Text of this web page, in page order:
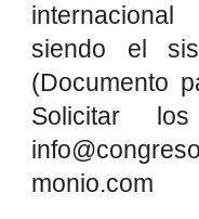
siendo el
(Documento
Solicitar
monio.com